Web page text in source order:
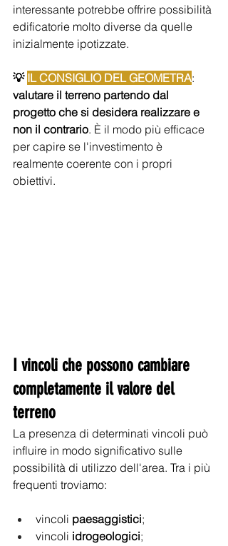
interessante potrebbe offrire possibilità
edificatorie molto diverse da quelle
inizialmente ipotizzate.
💡 IL CONSIGLIO DEL GEOMETRA:
valutare il terreno partendo dal
progetto che si desidera realizzare e
non il contrario. È il modo più efficace
per capire se l'investimento è
realmente coerente con i propri
obiettivi.
I vincoli che possono cambiare
completamente il valore del
terreno
La presenza di determinati vincoli può
influire in modo significativo sulle
possibilità di utilizzo dell'area. Tra i più
frequenti troviamo:
vincoli paesaggistici;
vincoli idrogeologici;